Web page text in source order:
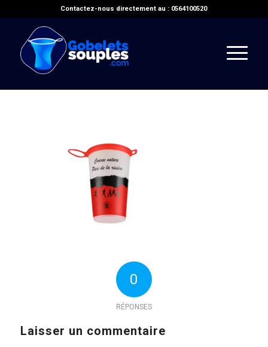
Contactez-nous directement au : 0564100520
0
RÉPONSES
Laisser un commentaire